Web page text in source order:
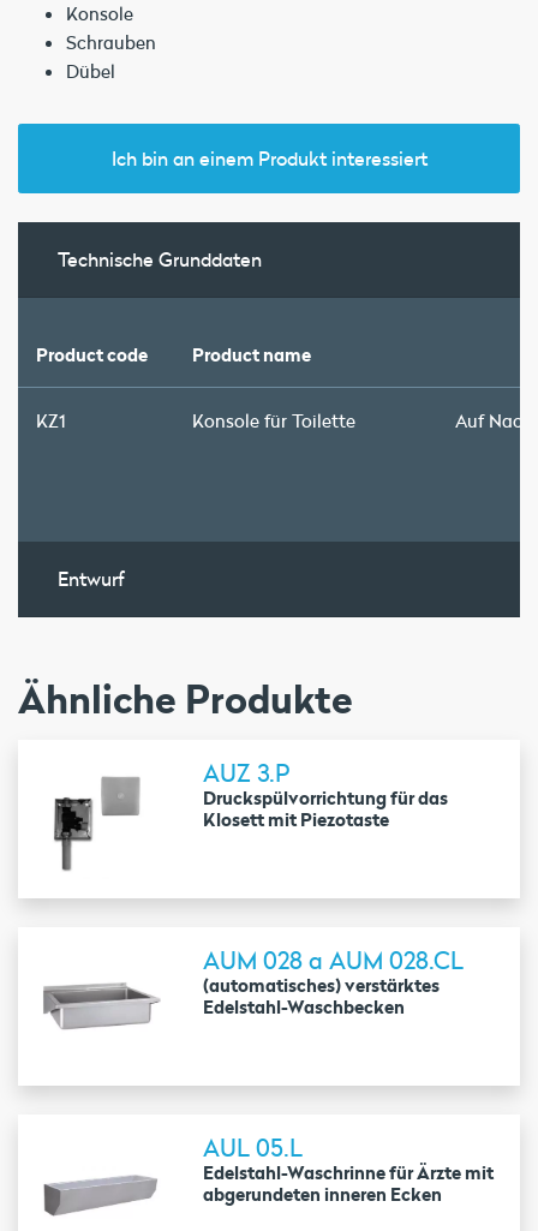
Konsole
Schrauben
Dübel
Ich bin an einem Produkt interessiert
Technische Grunddaten
Product code Product name
KZ1 Konsole für Toilette Auf
Entwurf
Ähnliche Produkte
AUZ 3.P
Druckspülvorrichtung für das
Klosett mit Piezotaste
AUM 028 a AUM 028.CL
(automatisches) verstärktes
Edelstahl-Waschbecken
AUL 05.L
Edelstahl-Waschrinne für Ärzte mit
abgerundeten inneren Ecken